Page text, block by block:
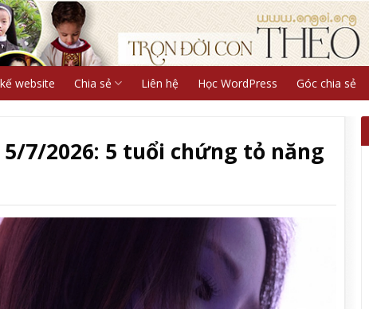
website Chia sẻ Liên hệ Học WordPress Góc chia sẻ
7/2026: 5 tuổi chứng tỏ năng